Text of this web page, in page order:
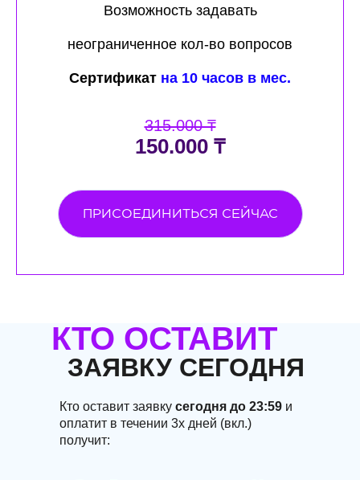
Возможность задавать
неограниченное кол-во вопросов
Сертификат на 10 часов в мес.
315.000 ₸
150.000 ₸
ПРИСОЕДИНИТЬСЯ СЕЙЧАС
КТО ОСТАВИТ
ЗАЯВКУ СЕГОДНЯ
Кто оставит заявку сегодня до 23:59 и
оплатит в течении 3х дней (вкл.)
получит: